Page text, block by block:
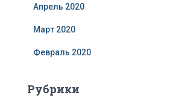
Апрель 2020
Март 2020
Февраль 2020
Рубрики